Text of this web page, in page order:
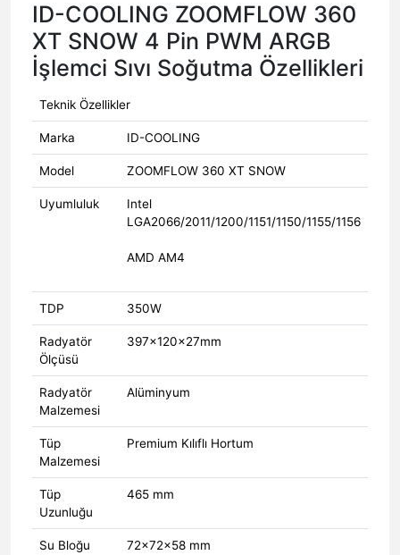
ID-COOLING ZOOMFLOW 360
XT SNOW 4 Pin PWM ARGB
İşlemci Sıvı Soğutma Özellikleri
Teknik Özellikler
Marka ID-COOLING
Model ZOOMFLOW 360 XT SNOW
Uyumluluk
Intel
LGA2066/2011/1200/1151/1150/1155/1156
AMD AM4
TDP 350W
Radyatör
Ölçüsü
397×120×27mm
Radyatör
Malzemesi
Alüminyum
Tüp
Malzemesi
Premium Kılıflı Hortum
Tüp
Uzunluğu
465 mm
Su Bloğu
72x72x58 mm